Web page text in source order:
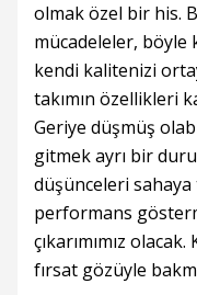
olmak özel bir his.
mücadeleler, böyle
kendi kalitenizi
takımın özellikleri
Geriye düşmüş
gitmek ayrı bir
düşünceleri sahaya
performans
çıkarımımız
fırsat gözüyle